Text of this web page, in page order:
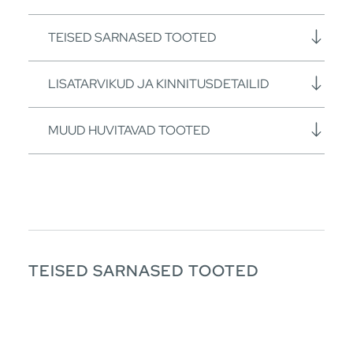
TEISED SARNASED TOOTED
LISATARVIKUD JA KINNITUSDETAILID
MUUD HUVITAVAD TOOTED
TEISED SARNASED TOOTED